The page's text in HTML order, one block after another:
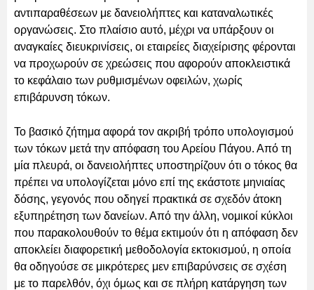
αντιπαραθέσεων με δανειολήπτες και καταναλωτικές
οργανώσεις. Στο πλαίσιο αυτό, μέχρι να υπάρξουν οι
αναγκαίες διευκρινίσεις, οι εταιρείες διαχείρισης φέρονται
να προχωρούν σε χρεώσεις που αφορούν αποκλειστικά
το κεφάλαιο των ρυθμισμένων οφειλών, χωρίς
επιβάρυνση τόκων.
Το βασικό ζήτημα αφορά τον ακριβή τρόπο υπολογισμού
των τόκων μετά την απόφαση του Αρείου Πάγου. Από τη
μία πλευρά, οι δανειολήπτες υποστηρίζουν ότι ο τόκος θα
πρέπει να υπολογίζεται μόνο επί της εκάστοτε μηνιαίας
δόσης, γεγονός που οδηγεί πρακτικά σε σχεδόν άτοκη
εξυπηρέτηση των δανείων. Από την άλλη, νομικοί κύκλοι
που παρακολουθούν το θέμα εκτιμούν ότι η απόφαση δεν
αποκλείει διαφορετική μεθοδολογία εκτοκισμού, η οποία
θα οδηγούσε σε μικρότερες μεν επιβαρύνσεις σε σχέση
με το παρελθόν, όχι όμως και σε πλήρη κατάργηση των